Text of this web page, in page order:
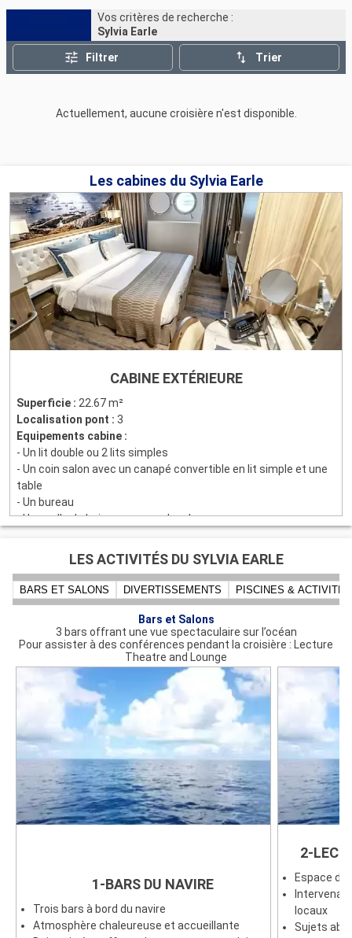
Vos critères de recherche :
Sylvia Earle
Filtrer Trier
Actuellement, aucune croisière n'est disponible.
Les cabines du Sylvia Earle
CABINE EXTÉRIEURE
Superficie : 22.67 m²
Localisation pont : 3
Equipements cabine :
- Un lit double ou 2 lits simples
- Un coin salon avec un canapé convertible en lit simple et une
table
- Un bureau
- Une salle de bains avec une douche
- Une penderie
- Un coffre-fort
- Une télévision à écran plat
- Un minibar
LES ACTIVITÉS DU SYLVIA EARLE
BARS ET SALONS DIVERTISSEMENTS PISCINES &
Bars et Salons
3 bars offrant une vue spectaculaire sur l’océan
Pour assister à des conférences pendant la croisière : Lecture
Theatre and Lounge
Trois bars à bord du navire
Atmosphère chaleureuse et accueillante
1-BARS DU NAVIRE
Espace de
locaux
Sujets
2-